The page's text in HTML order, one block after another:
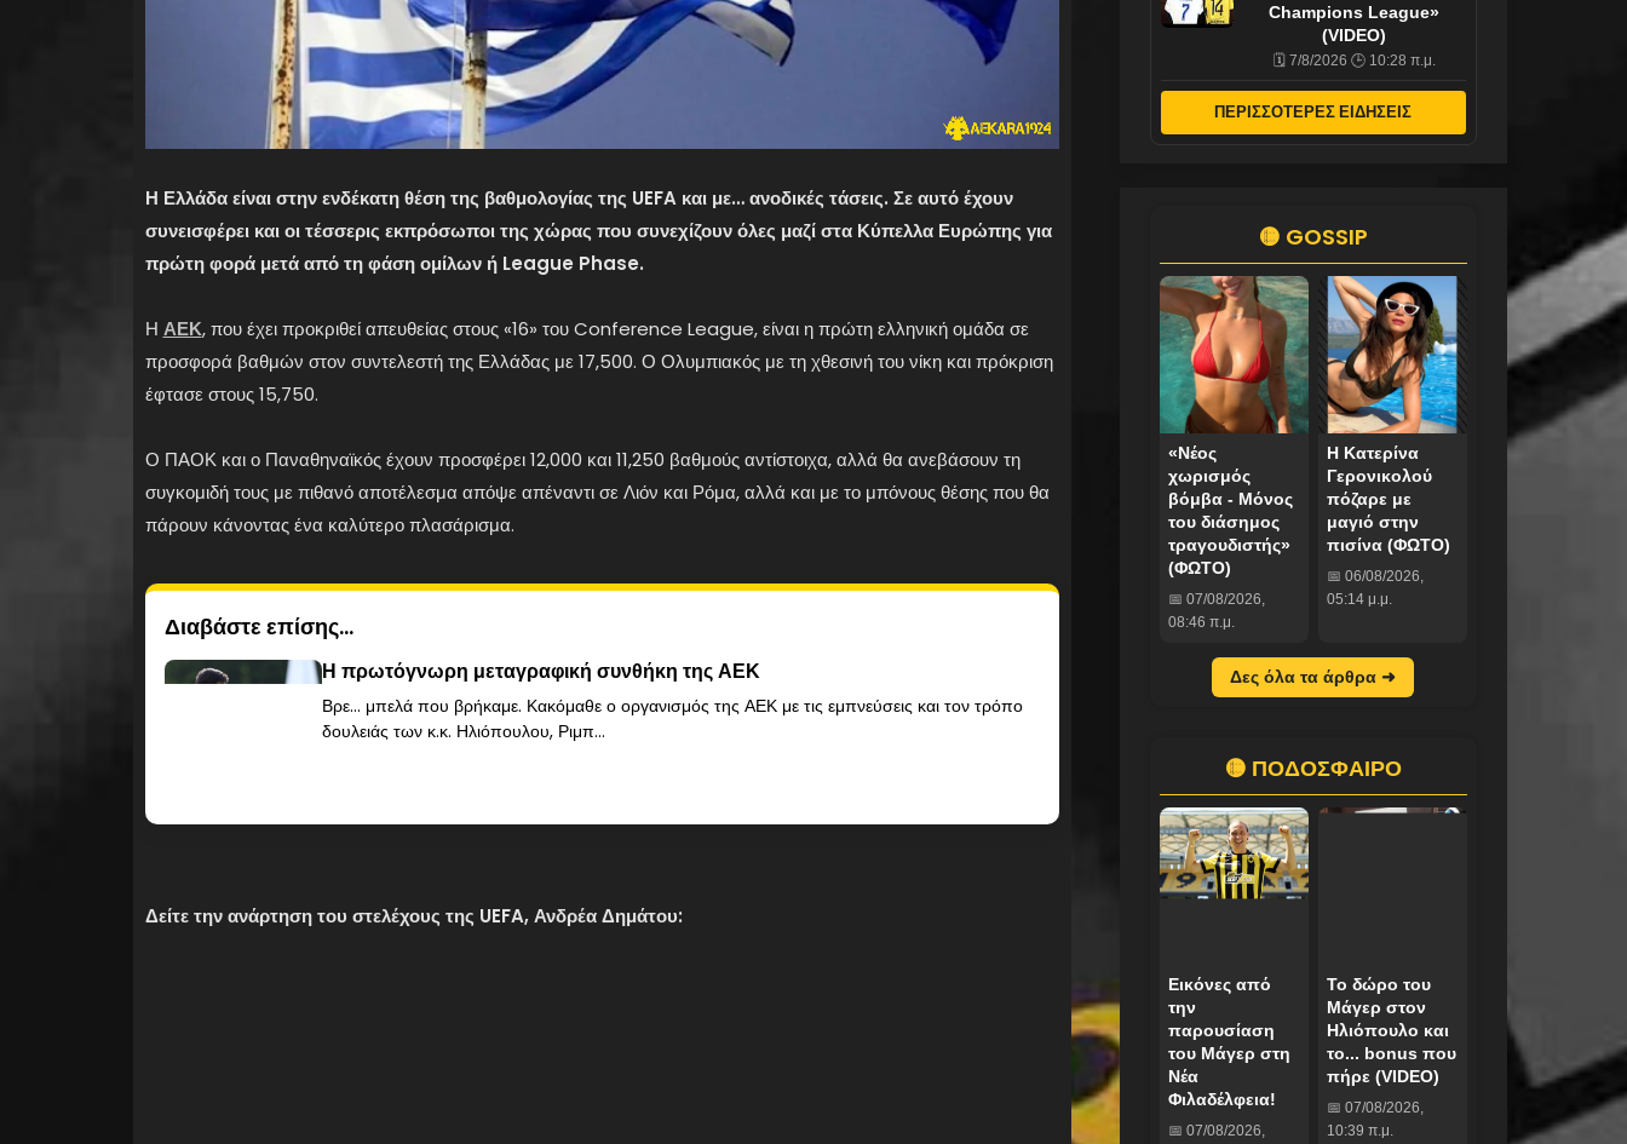
Η Ελλάδα είναι στην ενδέκατη θέση της βαθμολογίας της UEFA και με… ανοδικές τάσεις. Σε αυτό έχουν
συνεισφέρει και οι τέσσερις εκπρόσωποι της χώρας που συνεχίζουν όλες μαζί στα Κύπελλα Ευρώπης για
πρώτη φορά μετά από τη φάση ομίλων ή League Phase.
Η ΑΕΚ, που έχει προκριθεί απευθείας στους «16» του Conference League, είναι η πρώτη ελληνική ομάδα σε
προσφορά βαθμών στον συντελεστή της Ελλάδας με 17,500. Ο Ολυμπιακός με τη χθεσινή του νίκη και πρόκριση
έφτασε στους 15,750.
Ο ΠΑΟΚ και ο Παναθηναϊκός έχουν προσφέρει 12,000 και 11,250 βαθμούς αντίστοιχα, αλλά θα ανεβάσουν τη
συγκομιδή τους με πιθανό αποτέλεσμα απόψε απέναντι σε Λιόν και Ρόμα, αλλά και με το μπόνους θέσης που θα
πάρουν κάνοντας ένα καλύτερο πλασάρισμα.
Διαβάστε επίσης...
Η πρωτόγνωρη μεταγραφική συνθήκη της ΑΕΚ
Βρε… μπελά που βρήκαμε. Κακόμαθε ο οργανισμός της ΑΕΚ με τις εμπνεύσεις και τον τρόπο
δουλειάς των κ.κ. Ηλιόπουλου, Ριμπ...
Δείτε την ανάρτηση του στελέχους της UEFA, Ανδρέα Δημάτου:
Champions League»
(VIDEO)
🗓️ 7/8/2026 🕒 10:28 π.μ.
ΠΕΡΙΣΣΟΤΕΡΕΣ ΕΙΔΗΣΕΙΣ
🟡 GOSSIP
«Νέος
χωρισμός
βόμβα - Μόνος
του διάσημος
τραγουδιστής»
(ΦΩΤΟ)
📅 07/08/2026,
08:46 π.μ.
Η Κατερίνα
Γερονικολού
πόζαρε με
μαγιό στην
πισίνα (ΦΩΤΟ)
📅 06/08/2026,
05:14 μ.μ.
Δες όλα τα άρθρα ➜
🟡 ΠΟΔΟΣΦΑΙΡΟ
Εικόνες από
την
παρουσίαση
του Μάγερ στη
Νέα
Φιλαδέλφεια!
📅 07/08/2026,
To δώρο του
Μάγερ στον
Ηλιόπουλο και
το... bonus που
πήρε (VIDEO)
📅 07/08/2026,
10:39 π.μ.